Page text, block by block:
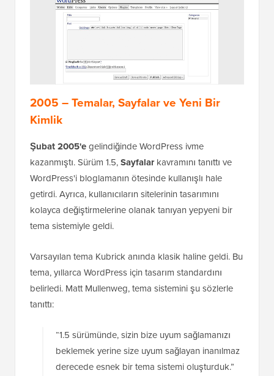
2005 – Temalar, Sayfalar ve Yeni Bir
Kimlik
Şubat 2005'egelindiğinde WordPress ivme
kazanmıştı. Sürüm 1.5,Sayfalarkavramını tanıttı ve
WordPress'i bloglamanın ötesinde kullanışlı hale
getirdi. Ayrıca, kullanıcıların sitelerinin tasarımını
kolayca değiştirmelerine olanak tanıyan yepyeni bir
tema sistemiyle geldi.
Varsayılan tema Kubrick anında klasik haline geldi. Bu
tema, yıllarca WordPress için tasarım standardını
belirledi. Matt Mullenweg, tema sistemini şu sözlerle
tanıttı:
“1.5 sürümünde, sizin bize uyum sağlamanızı
beklemek yerine size uyum sağlayan inanılmaz
derecede esnek bir tema sistemi oluşturduk.”